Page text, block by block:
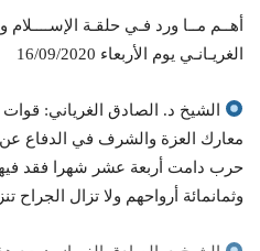
أهــم مــا ورد فـي حلقـة الإســــلام
الغريـانـي يوم الأربعاء 16/09/2020
الشيخ د. الصادق الغرياني:
معارك العزة والشرف في الدفاع
حرب دامت أربعة عشر شهرا فقد
وثمانمائة أرواحهم ولا تزال الجراح